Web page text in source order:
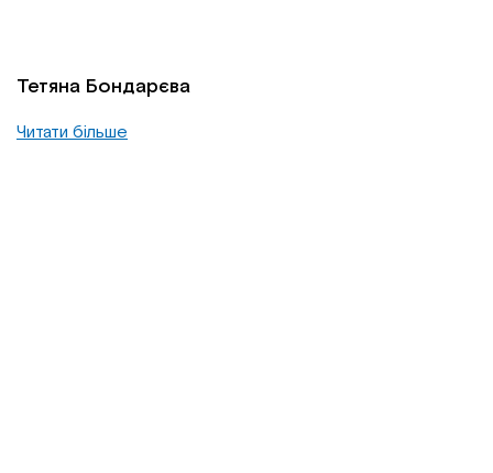
Тетяна Бондарєва
Читати більше